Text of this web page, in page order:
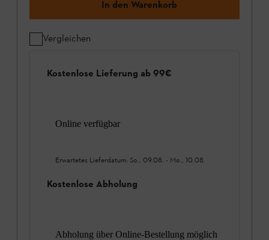
In den Warenkorb
Vergleichen
Kostenlose Lieferung ab 99€
Online verfügbar
Erwartetes Lieferdatum: So., 09.08. - Mo., 10.08.
Kostenlose Abholung
Abholung über Online-Bestellung möglich